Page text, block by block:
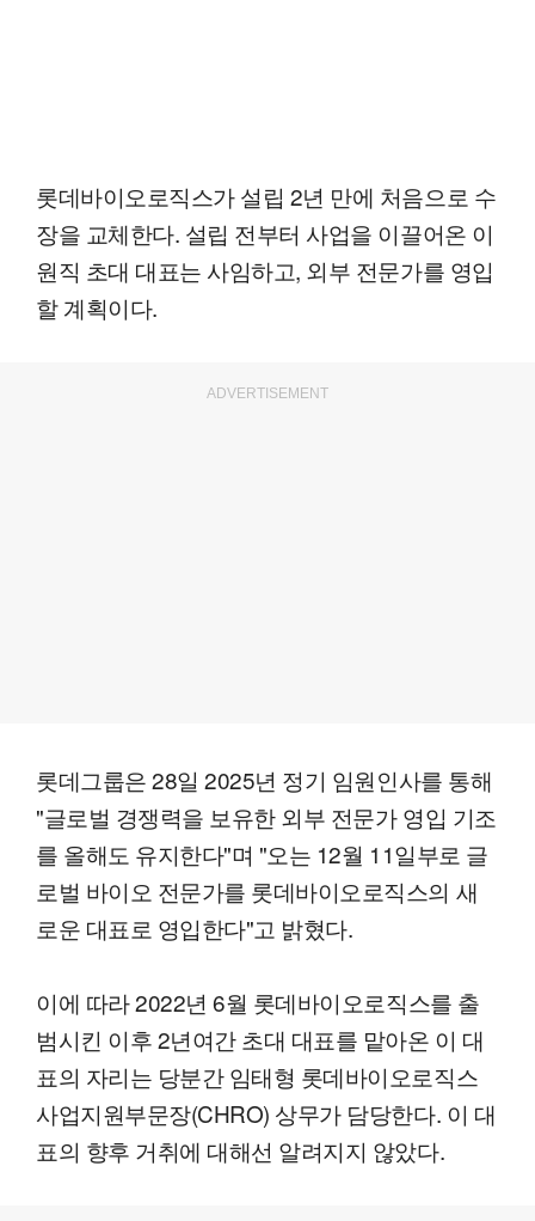
롯데바이오로직스가 설립 2년 만에 처음으로 수
장을 교체한다. 설립 전부터 사업을 이끌어온 이
원직 초대 대표는 사임하고, 외부 전문가를 영입
할 계획이다.
ADVERTISEMENT
롯데그룹은 28일 2025년 정기 임원인사를 통해
"글로벌 경쟁력을 보유한 외부 전문가 영입 기조
를 올해도 유지한다"며 "오는 12월 11일부로 글
로벌 바이오 전문가를 롯데바이오로직스의 새
로운 대표로 영입한다"고 밝혔다.
이에 따라 2022년 6월 롯데바이오로직스를 출
범시킨 이후 2년여간 초대 대표를 맡아온 이 대
표의 자리는 당분간 임태형 롯데바이오로직스
사업지원부문장(CHRO) 상무가 담당한다. 이 대
표의 향후 거취에 대해선 알려지지 않았다.